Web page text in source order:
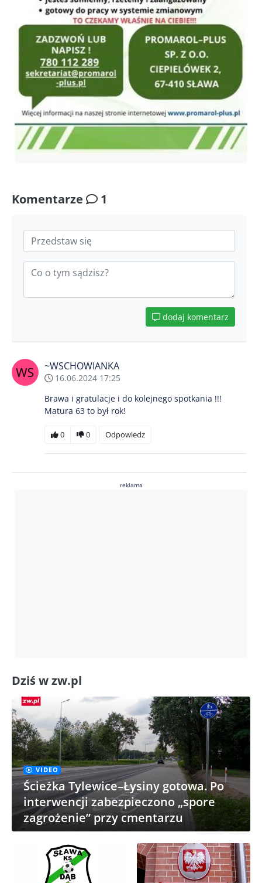
Komentarze 1
dodaj komentarz
~WSCHOWIANKA
16.06.2024 17:25
Brawa i gratulacje i do kolejnego spotkania !!!
Matura 63 to był rok!
0 0 Odpowiedz
reklama
Dziś w zw.pl
VIDEO
Ścieżka Tylewice–Łysiny gotowa. Po
interwencji zabezpieczono „spore
zagrożenie” przy cmentarzu